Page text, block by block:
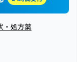
・処方薬